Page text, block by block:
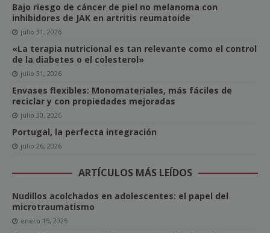
Bajo riesgo de cáncer de piel no melanoma con
inhibidores de JAK en artritis reumatoide
julio 31, 2026
«La terapia nutricional es tan relevante como el control
de la diabetes o el colesterol»
julio 31, 2026
Envases flexibles: Monomateriales, más fáciles de
reciclar y con propiedades mejoradas
julio 30, 2026
Portugal, la perfecta integración
julio 26, 2026
ARTÍCULOS MÁS LEÍDOS
Nudillos acolchados en adolescentes: el papel del
microtraumatismo
enero 15, 2025